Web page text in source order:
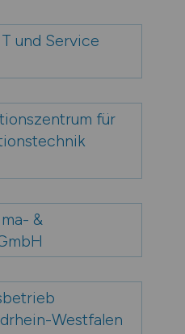
und Service
für
&
Westfalen